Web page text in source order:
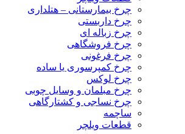
چرخ بیمارستانی – هتلداری
چرخ داربستی
چرخ زباله ای
چرخ فروشگاهی
چرخ فرغونی
چرخ کمپرسوری یا ساده
چرخ لوکس
چرخ مبلمان و وسایل چوبی
چرخ نساجی و کشتارگاهی
ساچمه
قطعات ویلچر